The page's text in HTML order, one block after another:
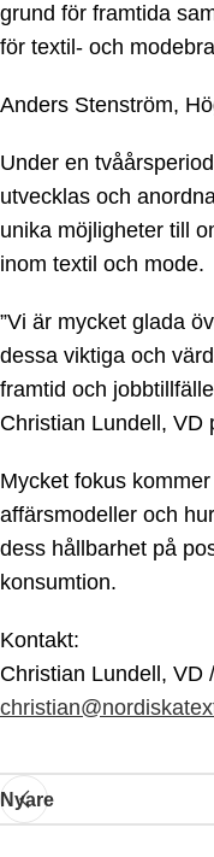
grund för framtida
för textil- och
Anders Stenström,
Under en
utvecklas och
unika möjligheter till
inom textil och mode.
”Vi är mycket glada
dessa viktiga och
framtid och
Christian Lundell, VD
Mycket fokus
affärsmodeller och
dess hållbarhet på
konsumtion.
Kontakt:
Christian Lundell, VD
Nyare